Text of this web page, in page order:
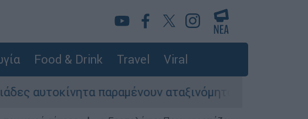
Food & Drink Travel Viral
παραμένουν αταξινόμητα - Λύση αναζητά το